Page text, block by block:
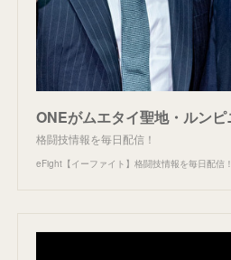
格闘技情報を毎日配信！
eFight【イーファイト】格闘技情報を毎日配信！